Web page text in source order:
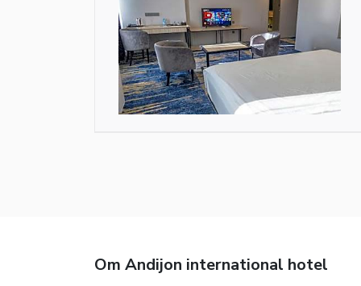
Om Andijon international hotel